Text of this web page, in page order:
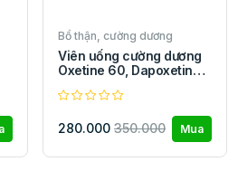
Bổ thận, cường dương
Viên uống cường dương
Oxetine 60, Dapoxetine
cương dương
280.000 350.000 Mua